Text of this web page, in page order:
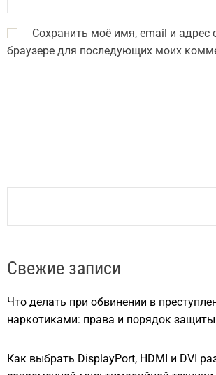
Сохранить моё имя, email и адрес
браузере для последующих моих
c
Свежие записи
Что делать при обвинении в
наркотиками: права и порядок защиты
Как выбрать DisplayPort, HDMI и DVI